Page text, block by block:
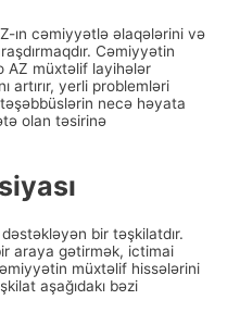
ın cəmiyyətlə əlaqələrini və
Cəmiyyətin
AZ müxtəlif layihələr
artırır, yerli problemləri
təşəbbüslərin necə həyata
olan təsirinə
bir təşkilatdır.
araya gətirmək, ictimai
müxtəlif hissələrini
aşağıdakı bəzi